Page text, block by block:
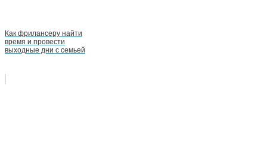
Как фрилансеру найти
время и провести
выходные дни с семьей